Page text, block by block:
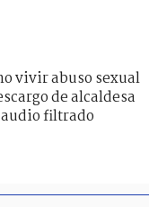
vivir abuso sexual
de alcaldesa
audio filtrado